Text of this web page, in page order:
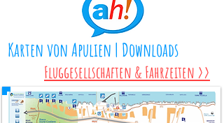
Karten von Apulien | Downloads
Fluggesellschaften & Fahrzeiten >>